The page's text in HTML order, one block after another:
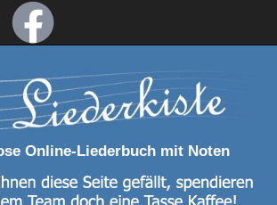
Online-Liederbuch mit Noten